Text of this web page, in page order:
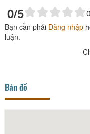
0/5 0
Bạn cần phải Đăng nhập
luận.
Bản đồ